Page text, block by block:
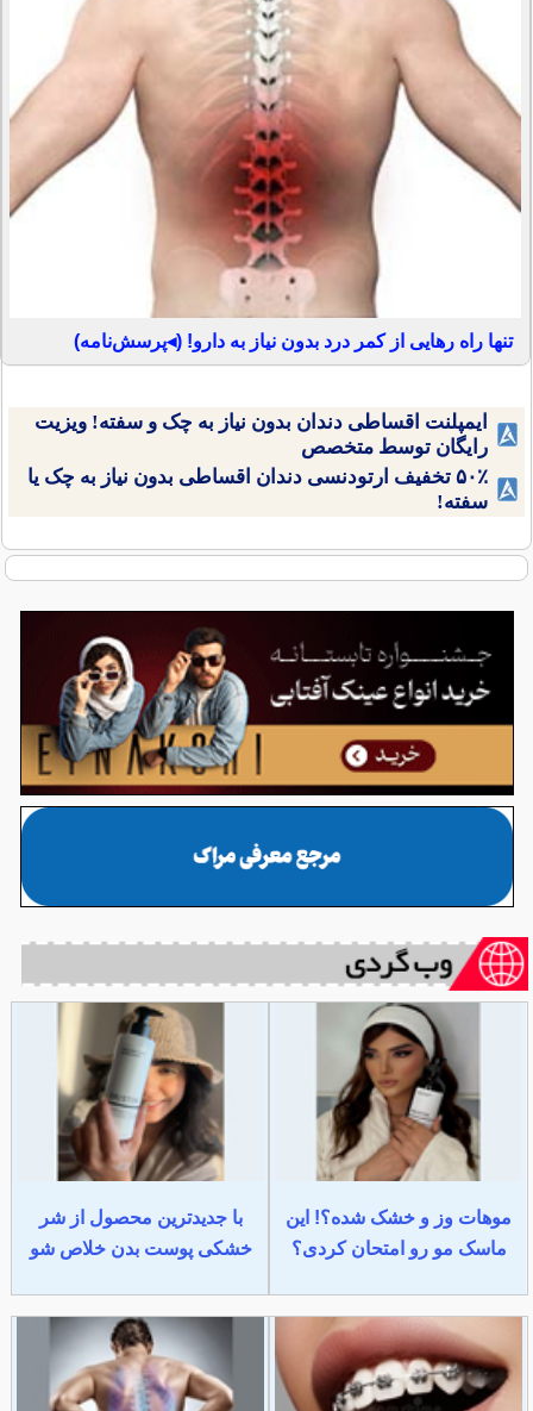
تنها راه رهایی از کمر درد بدون نیاز به دارو! (◂پرسش‌نامه)
ایمپلنت اقساطی دندان بدون نیاز به چک و سفته! ویزیت
رایگان توسط متخصص
۵۰٪ تخفیف ارتودنسی دندان اقساطی بدون نیاز به چک یا
سفته!
موهات وز و خشک شده؟! این
ماسک مو رو امتحان کردی؟
با جدیدترین محصول از شر
خشکی پوست بدن خلاص شو